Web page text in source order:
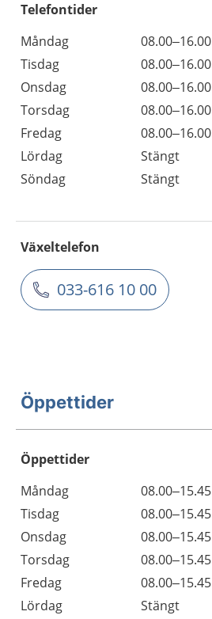
Telefontider
Måndag
08.00–16.00
Tisdag
08.00–16.00
Onsdag
08.00–16.00
Torsdag
08.00–16.00
Fredag
08.00–16.00
Lördag
Stängt
Söndag
Stängt
Växeltelefon
033-616 10 00
Öppettider
Öppettider
Dag
Öppettider
Kommentarer
Måndag
08.00–15.45
Tisdag
08.00–15.45
Onsdag
08.00–15.45
Torsdag
08.00–15.45
Fredag
08.00–15.45
Lördag
Stängt